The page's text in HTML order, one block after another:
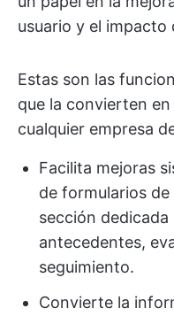
usuario y el
Estas son las
que la convierten
cualquier empresa
Facilita mejoras
de formularios
sección
antecedentes,
seguimiento.
Convierte la